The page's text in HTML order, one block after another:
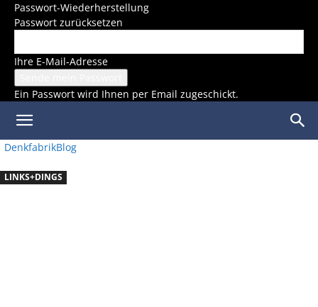
Passwort-Wiederherstellung
Passwort zurücksetzen
Ihre E-Mail-Adresse
Ein Passwort wird Ihnen per Email zugeschickt.
DenkfabrikBlog
LINKS+DINGS